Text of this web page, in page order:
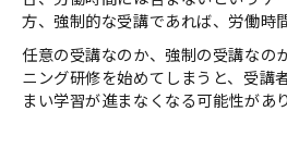
方、強制的な受講であれば、労働時
任意の受講なのか、強制の受講なの
ニング研修を始めてしまうと、受講
まい学習が進まなくなる可能性があ